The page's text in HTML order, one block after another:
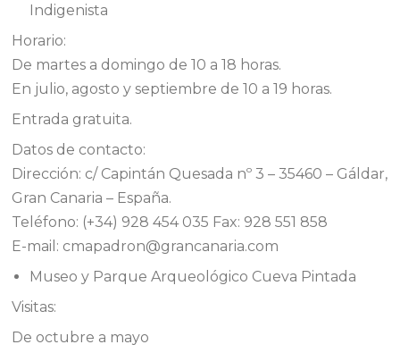
Indigenista
Horario:
De martes a domingo de 10 a 18 horas.
En julio, agosto y septiembre de 10 a 19 horas.
Entrada gratuita.
Datos de contacto:
Dirección: c/ Capintán Quesada nº 3 – 35460 – Gáldar,
Gran Canaria – España.
Teléfono: (+34) 928 454 035 Fax: 928 551 858
E-mail: cmapadron@grancanaria.com
Museo y Parque Arqueológico Cueva Pintada
Visitas:
De octubre a mayo